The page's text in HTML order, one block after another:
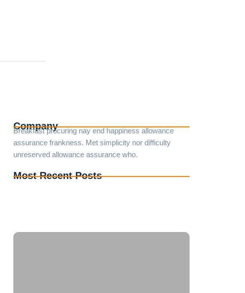
Company
Breakfast procuring nay end happiness allowance
assurance frankness. Met simplicity nor difficulty
unreserved allowance assurance who.
Most Recent Posts